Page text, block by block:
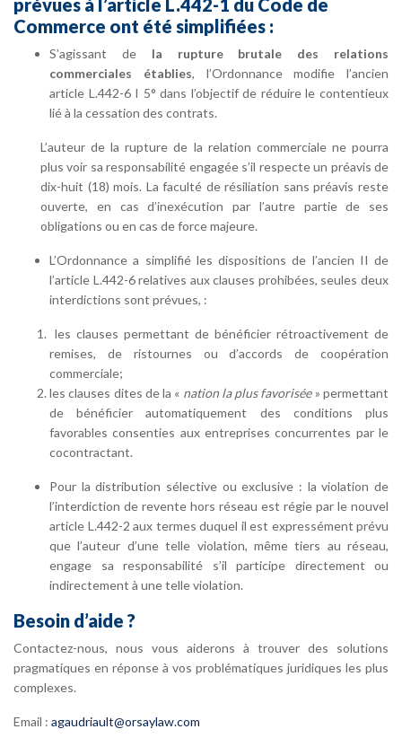
prévues à l’article L.442-1 du Code de
Commerce ont été simplifiées :
S’agissant de la rupture brutale des relations
commerciales établies, l’Ordonnance modifie l’ancien
article L.442-6 I 5° dans l’objectif de réduire le contentieux
lié à la cessation des contrats.
L’auteur de la rupture de la relation commerciale ne pourra
plus voir sa responsabilité engagée s’il respecte un préavis de
dix-huit (18) mois. La faculté de résiliation sans préavis reste
ouverte, en cas d’inexécution par l’autre partie de ses
obligations ou en cas de force majeure.
L’Ordonnance a simplifié les dispositions de l’ancien II de
l’article L.442-6 relatives aux clauses prohibées, seules deux
interdictions sont prévues, :
les clauses permettant de bénéficier rétroactivement de
remises, de ristournes ou d’accords de coopération
commerciale;
les clauses dites de la « nation la plus favorisée» permettant
de bénéficier automatiquement des conditions plus
favorables consenties aux entreprises concurrentes par le
cocontractant.
Pour la distribution sélective ou exclusive : la violation de
l’interdiction de revente hors réseau est régie par le nouvel
article L.442-2 aux termes duquel il est expressément prévu
que l’auteur d’une telle violation, même tiers au réseau,
engage sa responsabilité s’il participe directement ou
indirectement à une telle violation.
Besoin d’aide ?
Contactez-nous, nous vous aiderons à trouver des solutions
pragmatiques en réponse à vos problématiques juridiques les plus
complexes.
Email : agaudriault@orsaylaw.com